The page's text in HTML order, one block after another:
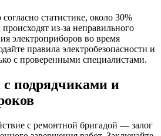
статистике, около 30%
из-за неправильного
электроприборов во время
правила электробезопасности и
с проверенными специалистами.
подрядчиками и
с ремонтной бригадой — залог